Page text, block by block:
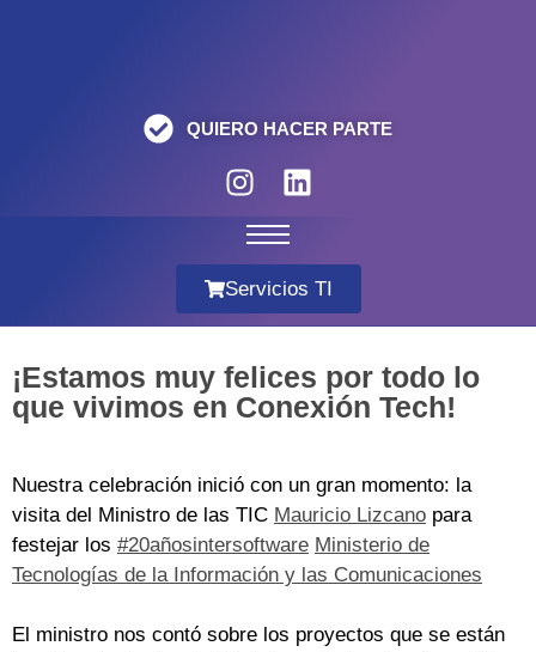
QUIERO HACER PARTE
Servicios TI
¡Estamos muy felices por todo lo
que vivimos en Conexión Tech!
Nuestra celebración inició con un gran momento: la
visita del Ministro de las TIC Mauricio Lizcano para
festejar los #20añosintersoftware Ministerio de
Tecnologías de la Información y las Comunicaciones
El ministro nos contó sobre los proyectos que se están